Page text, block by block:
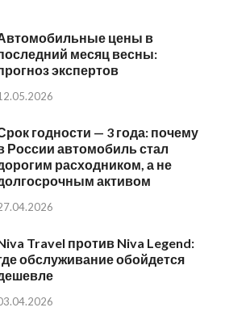
цены в
месяц весны:
экспертов
годности — 3 года: почему
России автомобиль стал
расходником, а не
активом
Travel против Niva Legend:
обслуживание обойдется